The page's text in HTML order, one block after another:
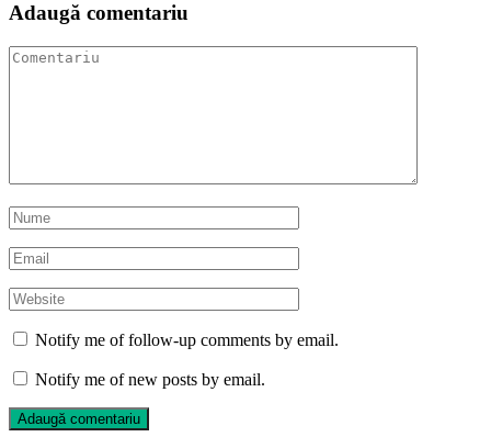
Adaugă comentariu
Notify me of follow-up comments by email.
Notify me of new posts by email.